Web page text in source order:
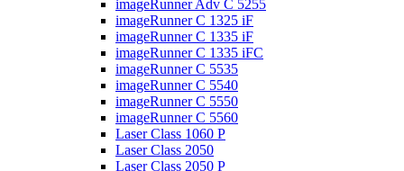
imageRunner Adv C 5255
imageRunner C 1325 iF
imageRunner C 1335 iF
imageRunner C 1335 iFC
imageRunner C 5535
imageRunner C 5540
imageRunner C 5550
imageRunner C 5560
Laser Class 1060 P
Laser Class 2050
Laser Class 2050 P